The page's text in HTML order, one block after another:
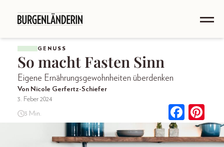
GENUSS
So macht Fasten Sinn
Eigene Ernährungsgewohnheiten überdenken
Von Nicole Gerfertz-Schiefer
3. Feber 2024
3 Min.